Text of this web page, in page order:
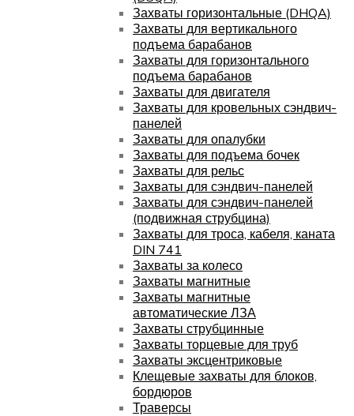
Захваты горизонтальные (DHQA)
Захваты для вертикального
подъема барабанов
Захваты для горизонтального
подъема барабанов
Захваты для двигателя
Захваты для кровельных сэндвич-
панелей
Захваты для опалубки
Захваты для подъема бочек
Захваты для рельс
Захваты для сэндвич-панелей
Захваты для сэндвич-панелей
(подвижная струбцина)
Захваты для троса, кабеля, каната
DIN 741
Захваты за колесо
Захваты магнитные
Захваты магнитные
автоматические ЛЗА
Захваты струбцинные
Захваты торцевые для труб
Захваты эксцентриковые
Клещевые захваты для блоков,
бордюров
Траверсы